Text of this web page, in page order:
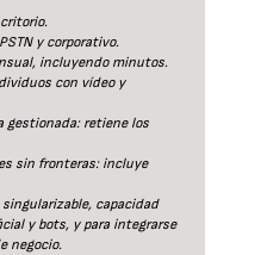
y corporativo.
incluyendo minutos.
con vídeo y
gestionada: retiene los
sin fronteras: incluye
capacidad
y bots, y para integrarse
negocio.